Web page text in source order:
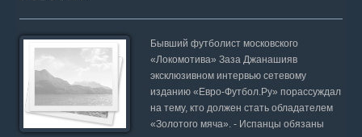
Бывший футболист московского
«Локомотива» Заза Джанашияв
эксклюзивном интервью сетевому
изданию «Евро-Футбол.Ру» порассуждал
на тему, кто должен стать обладателем
«Золотого мяча». - Испанцы обязаны